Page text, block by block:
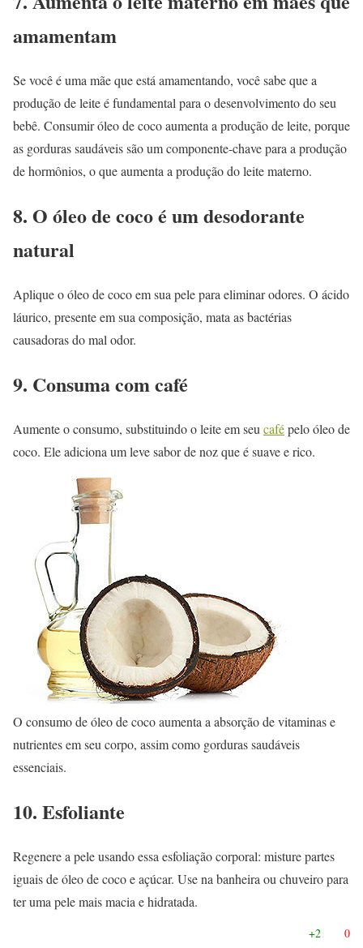
amamentam
Se você é uma mãe que está amamentando, você sabe que a
produção de leite é fundamental para o desenvolvimento do seu
bebê. Consumir óleo de coco aumenta a produção de leite, porque
as gorduras saudáveis são um componente-chave para a produção
de hormônios, o que aumenta a produção do leite materno.
8. O óleo de coco é um desodorante
natural
Aplique o óleo de coco em sua pele para eliminar odores. O ácido
láurico, presente em sua composição, mata as bactérias
causadoras do mal odor.
9. Consuma com café
Aumente o consumo, substituindo o leite em seu cafépelo óleo de
coco. Ele adiciona um leve sabor de noz que é suave e rico.
O consumo de óleo de coco aumenta a absorção de vitaminas e
nutrientes em seu corpo, assim como gorduras saudáveis
essenciais.
10. Esfoliante
Regenere a pele usando essa esfoliação corporal: misture partes
iguais de óleo de coco e açúcar. Use na banheira ou chuveiro para
ter uma pele mais macia e hidratada.
+2 0